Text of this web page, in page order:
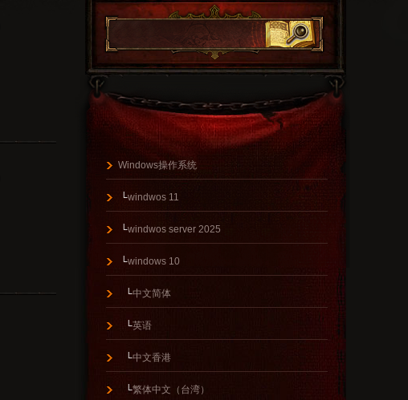
Windows操作系统
└windwos 11
└windwos server 2025
└windows 10
└中文简体
└英语
└中文香港
└繁体中文（台湾）